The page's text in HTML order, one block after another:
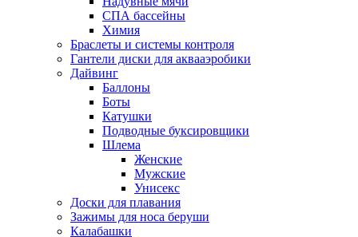
СПА бассейны
Химия
Браслеты и системы контроля
Гантели диски для аквааэробики
Дайвинг
Баллоны
Боты
Катушки
Подводные буксировщики
Шлема
Женские
Мужские
Унисекс
Доски для плавания
Зажимы для носа беруши
Калабашки